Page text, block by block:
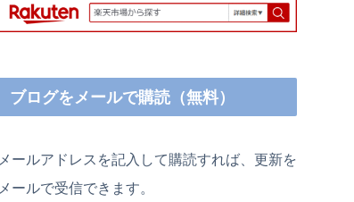
ブログをメールで購読（無料）
メールアドレスを記入して購読すれば、更新を
メールで受信できます。